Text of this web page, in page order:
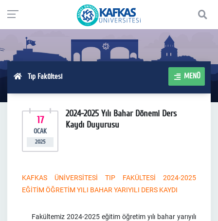
Tıp Fakültesi MENÜ
17
OCAK
2025
2024-2025 Yılı Bahar Dönemi Ders
Kaydı Duyurusu
KAFKAS ÜNİVERSİTESİ TIP FAKÜLTESİ 2024-2025
EĞİTİM ÖĞRETİM YILI BAHAR YARIYILI DERS KAYDI
Fakültemiz 2024-2025 eğitim öğretim yılı bahar yarıyılı